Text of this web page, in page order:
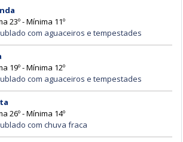
23º - Mínima 11º
com aguaceiros e tempestades
19º - Mínima 12º
com aguaceiros e tempestades
26º - Mínima 14º
com chuva fraca